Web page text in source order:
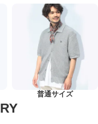
普通サイズ